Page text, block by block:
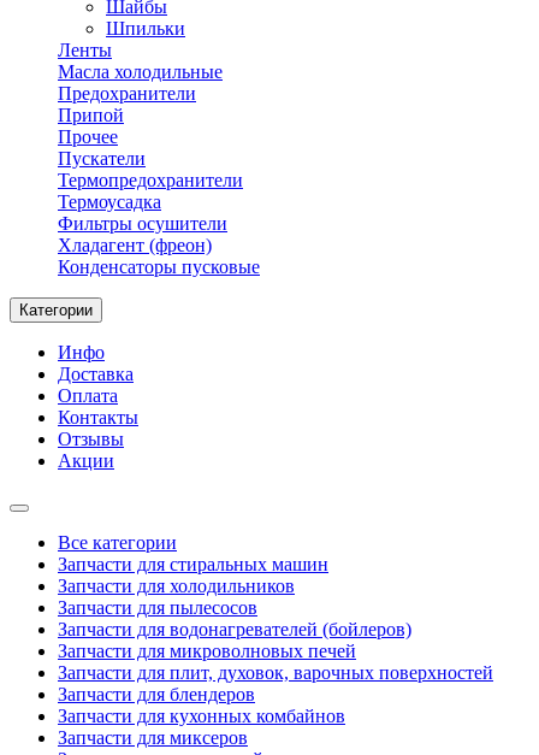
Шайбы
Шпильки
Ленты
Масла холодильные
Предохранители
Припой
Прочее
Пускатели
Термопредохранители
Термоусадка
Фильтры осушители
Хладагент (фреон)
Конденсаторы пусковые
Категории
Инфо
Доставка
Оплата
Контакты
Отзывы
Акции
Все категории
Запчасти для стиральных машин
Запчасти для холодильников
Запчасти для пылесосов
Запчасти для водонагревателей (бойлеров)
Запчасти для микроволновых печей
Запчасти для плит, духовок, варочных поверхностей
Запчасти для блендеров
Запчасти для кухонных комбайнов
Запчасти для миксеров